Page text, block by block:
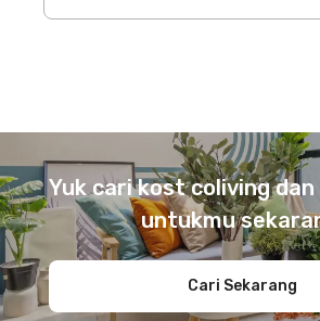
Yuk cari kost coliving
untukmu
Cari Sekarang